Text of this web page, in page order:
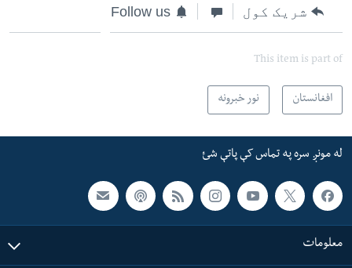
شریک کول Follow us
This item is part of
افغانستان نور خبرونه
له مونږ سره په تماس کې پاتې شئ
معلومات